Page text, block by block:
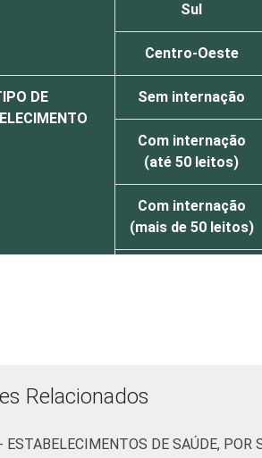
Sul
Centro-Oeste
DE
Sem internação
Com internação
(até 50 leitos)
Com internação
(mais de 50 leitos)
Relacionados
ESTABELECIMENTOS DE SAÚDE, POR